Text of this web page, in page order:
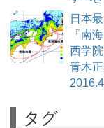
日本
「南
西学
青木
タグ